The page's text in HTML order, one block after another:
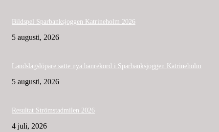
Bildspel Sparbanksjoggen Katrineholm 2026
5 augusti, 2026
Landslagslöpare satte nya banrekord i Sparbanksjoggen Katrineholm
5 augusti, 2026
Resultat Strömstadmilen 2026
4 juli, 2026